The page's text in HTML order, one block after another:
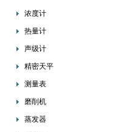
浓度计
热量计
声级计
精密天平
测量表
磨削机
蒸发器